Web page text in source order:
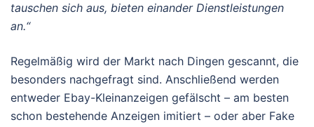
tauschen sich aus, bieten einander Dienstleistungen
an.“
Regelmäßig wird der Markt nach Dingen gescannt, die
besonders nachgefragt sind. Anschließend werden
entweder Ebay-Kleinanzeigen gefälscht – am besten
schon bestehende Anzeigen imitiert – oder aber Fake